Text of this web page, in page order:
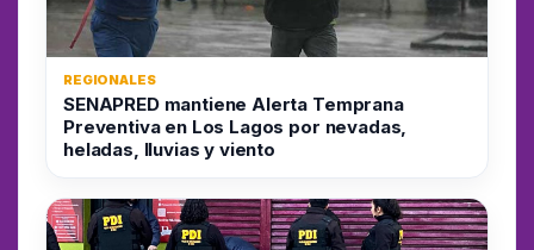
REGIONALES
SENAPRED mantiene Alerta Temprana
Preventiva en Los Lagos por nevadas,
heladas, lluvias y viento